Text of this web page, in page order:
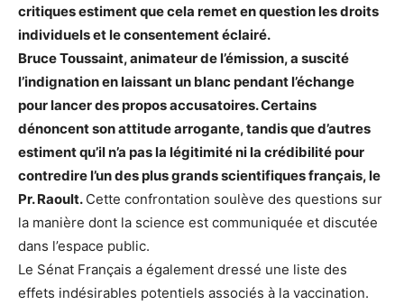
critiques estiment que cela remet en question les droits
individuels et le consentement éclairé.
Bruce Toussaint, animateur de l’émission, a suscité
l’indignation en laissant un blanc pendant l’échange
pour lancer des propos accusatoires. Certains
dénoncent son attitude arrogante, tandis que d’autres
estiment qu’il n’a pas la légitimité ni la crédibilité pour
contredire l’un des plus grands scientifiques français, le
Pr. Raoult. Cette confrontation soulève des questions sur
la manière dont la science est communiquée et discutée
dans l’espace public.
Le Sénat Français a également dressé une liste des
effets indésirables potentiels associés à la vaccination.